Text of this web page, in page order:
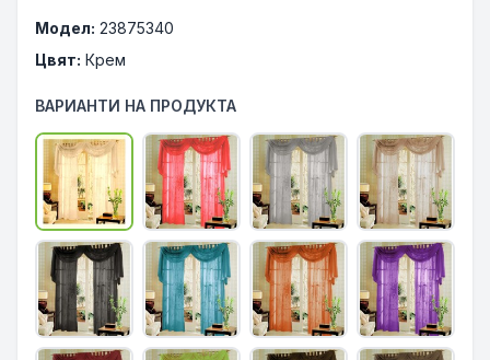
Модел: 23875340
Цвят: Крем
ВАРИАНТИ НА ПРОДУКТА